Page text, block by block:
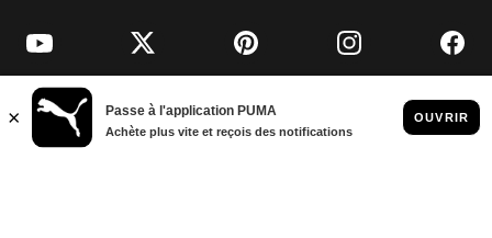
YouTube Twitter Pinterest Instagram
© PUMA EUROPE GMBH, 2026. TOUS DROITS RÉSERVÉS
MENTIONS ET DONNÉES LÉGALES